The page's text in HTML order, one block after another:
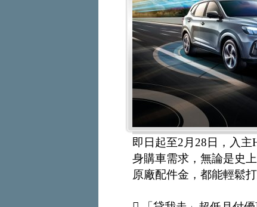
即日起至2月28日，入主
身購車需求，無論是史
原廠配件金，都能輕鬆打